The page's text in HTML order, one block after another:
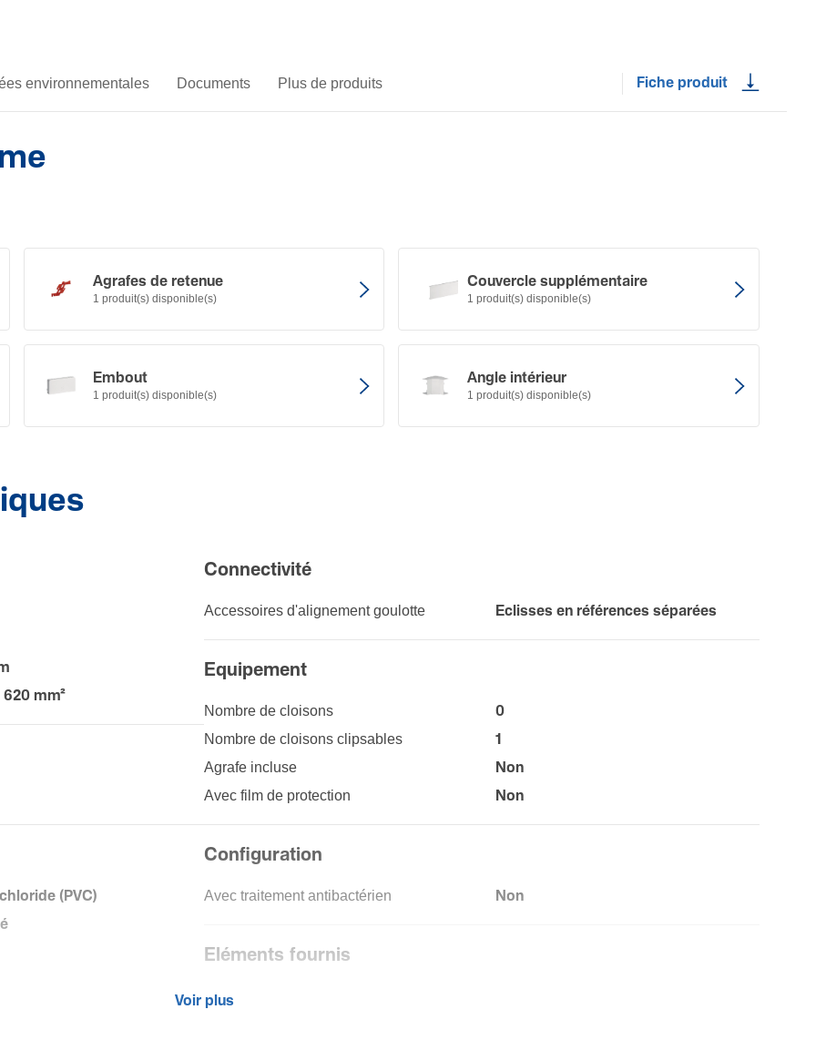
environnementales Documents Plus de produits Fiche produit
Agrafes de retenue
1 produit(s) disponible(s)
Couvercle supplé­men­taire
1 produit(s) disponible(s)
Embout
1 produit(s) disponible(s)
Angle intérieur
1 produit(s) disponible(s)
mm²
(PVC)
Connec­ti­vité
Acces­soires d'ali­gne­ment goulotte Eclisses en réfé­rences sépa­rées
Equi­pe­ment
Nombre de cloi­sons
0
Nombre de cloi­sons clip­sables
1
Agrafe incluse
Non
Avec film de protection
Non
Configuration
Avec trai­te­ment anti­bac­té­rien Non
Eléments fournis
Livraison sur rouleau
Voir plus